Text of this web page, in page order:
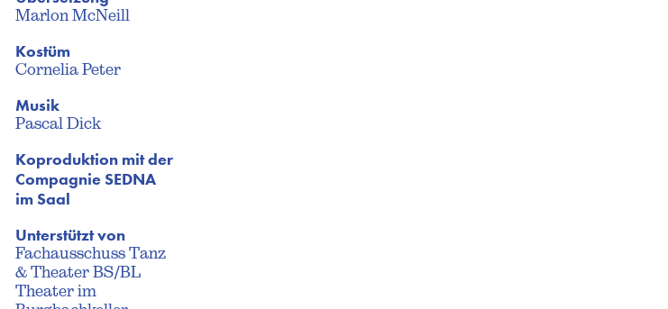
Marlon McNeill
Kostüm
Cornelia Peter
Musik
Pascal Dick
Koproduktion mit der
Compagnie SEDNA
im Saal
Unterstützt von
Fachausschuss Tanz
& Theater BS/BL
Theater im